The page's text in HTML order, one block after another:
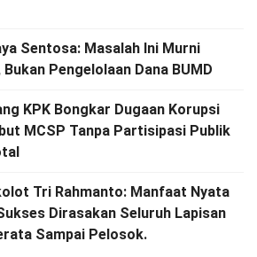
Sentosa: Masalah Ini Murni
Pengelolaan Dana BUMD
KPK Bongkar Dugaan Korupsi
MCSP Tanpa Partisipasi Publik
Tri Rahmanto: Manfaat Nyata
Dirasakan Seluruh Lapisan
Sampai Pelosok.